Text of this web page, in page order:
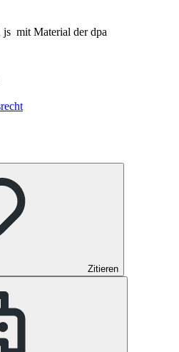
js mit Material der dpa
Zitieren